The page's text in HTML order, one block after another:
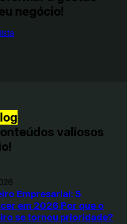
negócio!
valiosos
Empresarial: 5
em 2026 Por que o
se tornou prioridade?